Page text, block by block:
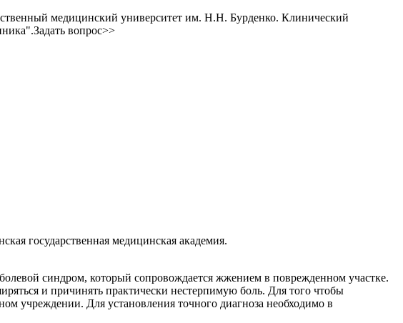
медицинский университет им. Н.Н. Бурденко. Клинический
вопрос>>
государственная медицинская академия.
синдром, который сопровождается жжением в поврежденном участке.
и причинять практически нестерпимую боль. Для того чтобы
учреждении. Для установления точного диагноза необходимо в